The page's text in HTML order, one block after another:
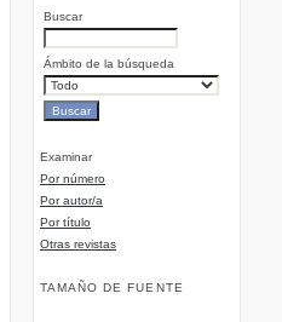
Buscar
Ámbito de la búsqueda
Examinar
Por número
Por autor/a
Por título
Otras revistas
TAMAÑO DE FUENTE